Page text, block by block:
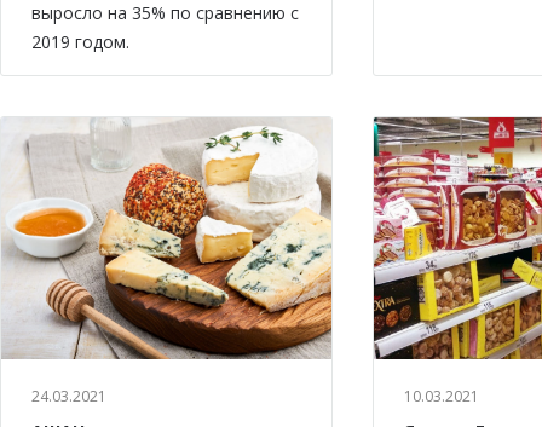
выросло на 35% по сравнению с
2019 годом.
24.03.2021 10.03.2021